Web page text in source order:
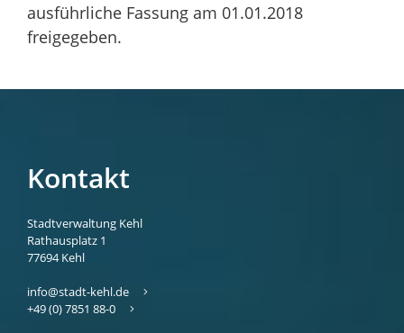
ausführliche Fassung am 01.01.2018
freigegeben.
Kontakt
Stadtverwaltung Kehl
Rathausplatz 1
77694 Kehl
info@stadt-kehl.de
+49 (0) 7851 88-0